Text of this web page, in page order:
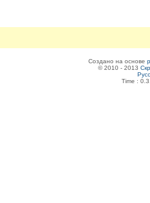
Создано на основе
© 2010 - 2013
Time :